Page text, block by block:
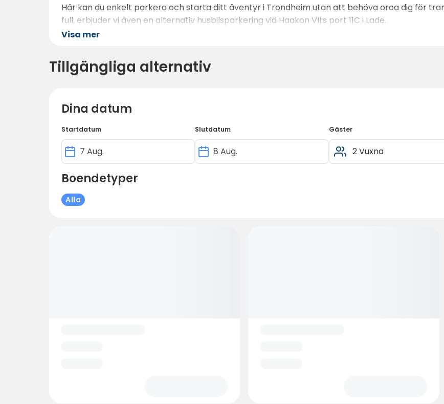
Här kan du enkelt parkera och starta ditt äventyr i Trondheim utan att behöva oroa dig för
full, erbjuder vi även en alternativ husbilsparkering vid Haakon VII:s port 11C i Lade.
Visa mer
Tillgängliga alternativ
Dina datum
Startdatum Slutdatum Gäster
Boendetyper
Alla